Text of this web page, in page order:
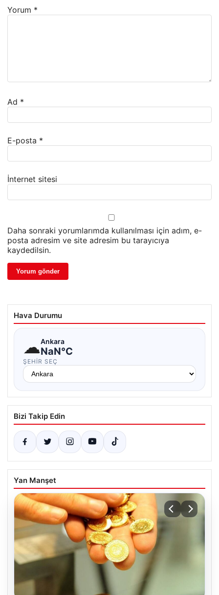
Yorum *
Ad *
E-posta *
İnternet sitesi
Daha sonraki yorumlarımda kullanılması için adım, e-
posta adresim ve site adresim bu tarayıcıya
kaydedilsin.
Hava Durumu
☁Ankara
NaN°C
ŞEHIR SEÇ
Bizi Takip Edin
Yan Manşet